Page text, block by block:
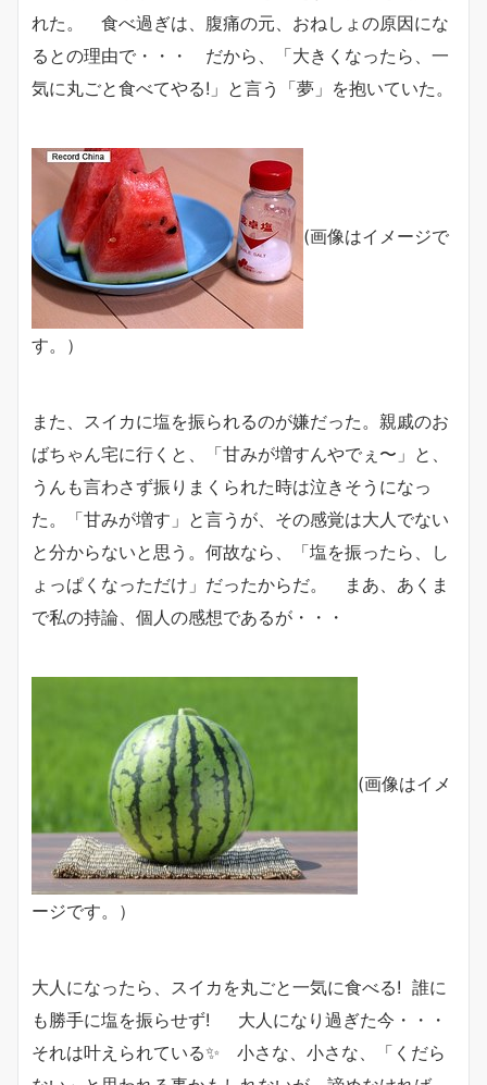
れた。 食べ過ぎは、腹痛の元、おねしょの原因にな
るとの理由で・・・ だから、「大きくなったら、一
気に丸ごと食べてやる!」と言う「夢」を抱いていた。
(画像はイメージで
す。）
また、スイカに塩を振られるのが嫌だった。親戚のお
ばちゃん宅に行くと、「甘みが増すんやでぇ〜」と、
うんも言わさず振りまくられた時は泣きそうになっ
た。「甘みが増す」と言うが、その感覚は大人でない
と分からないと思う。何故なら、「塩を振ったら、し
ょっぱくなっただけ」だったからだ。 まあ、あくま
で私の持論、個人の感想であるが・・・
(画像はイメ
ージです。）
大人になったら、スイカを丸ごと一気に食べる! 誰に
も勝手に塩を振らせず! 大人になり過ぎた今・・・
それは叶えられている✨ 小さな、小さな、「くだら